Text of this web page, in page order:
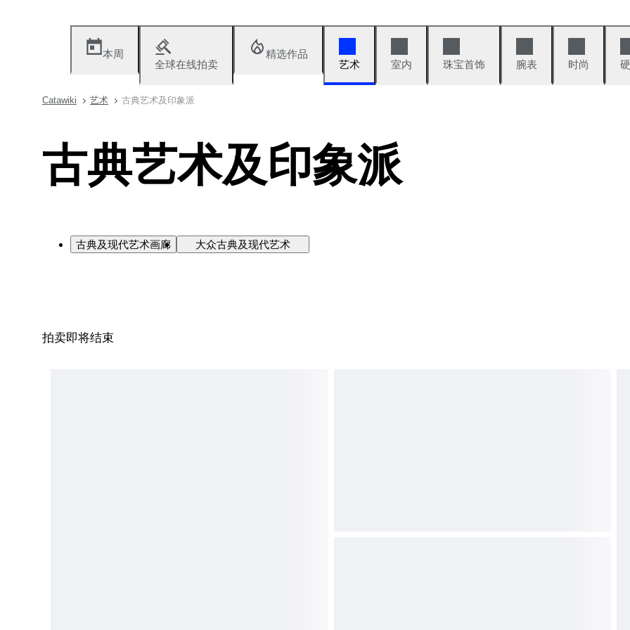
本周
全球在线拍卖
精选作品
艺术
室内 珠宝首饰 腕表 时尚
Catawiki 艺术 古典艺术及印象派
古典艺术及印象派
古典及现代艺术画廊 大众古典及现代艺术
拍卖即将结束